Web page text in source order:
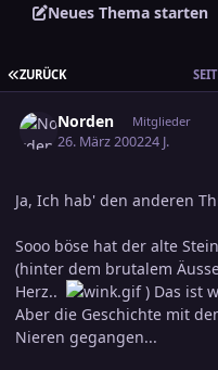
Neues Thema starten
ERSTE SEITE
ZURÜCK
Norden Mitglieder
26. März 200224 J.
Ja, Ich hab' den anderen
Sooo böse hat der alte
(hinter dem brutalem
Herz..
) Das ist
Aber die Geschichte mit
Nieren gegangen...